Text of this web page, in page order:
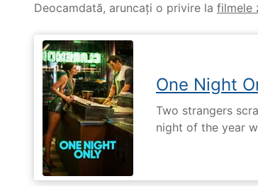
Deocamdată, aruncați o privire la filmele
One Night
Two strangers
night of the year